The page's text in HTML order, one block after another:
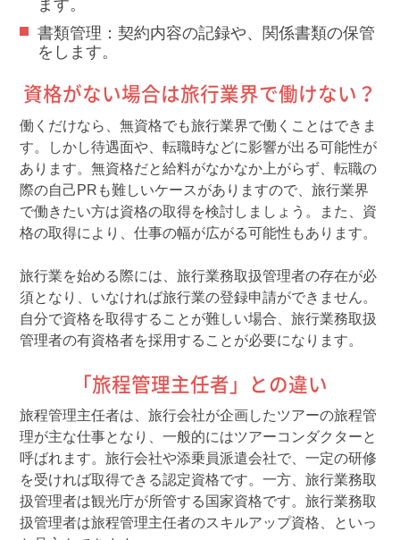
ます。
書類管理：契約内容の記録や、関係書類の保管
をします。
資格がない場合は旅行業界で働けない？
働くだけなら、無資格でも旅行業界で働くことはできま
す。しかし待遇面や、転職時などに影響が出る可能性が
あります。無資格だと給料がなかなか上がらず、転職の
際の自己PRも難しいケースがありますので、旅行業界
で働きたい方は資格の取得を検討しましょう。また、資
格の取得により、仕事の幅が広がる可能性もあります。
旅行業を始める際には、旅行業務取扱管理者の存在が必
須となり、いなければ旅行業の登録申請ができません。
自分で資格を取得することが難しい場合、旅行業務取扱
管理者の有資格者を採用することが必要になります。
「旅程管理主任者」との違い
旅程管理主任者は、旅行会社が企画したツアーの旅程管
理が主な仕事となり、一般的にはツアーコンダクターと
呼ばれます。旅行会社や添乗員派遣会社で、一定の研修
を受ければ取得できる認定資格です。一方、旅行業務取
扱管理者は観光庁が所管する国家資格です。旅行業務取
扱管理者は旅程管理主任者のスキルアップ資格、といっ